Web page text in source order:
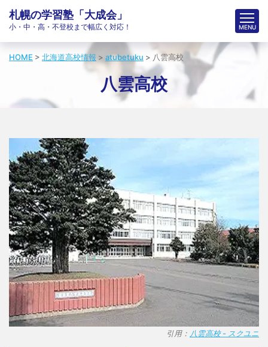
札幌の学習塾「大成会」
小・中・高・不登校まで幅広く対応！
HOME > 北海道高校情報 > atubetuku > 八雲高校
八雲高校
引用： 八雲高校 - スクユニ